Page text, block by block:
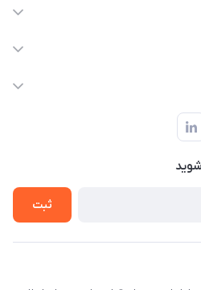
ثبت